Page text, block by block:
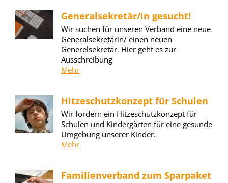
Generalsekretär/in gesucht!
Wir suchen für unseren Verband eine neue
Generalsekretärin/ einen neuen
Generelsekretär. Hier geht es zur
Ausschreibung
Mehr
Hitzeschutzkonzept für Schulen
Wir fordern ein Hitzeschutzkonzept für
Schulen und Kindergärten für eine gesunde
Umgebung unserer Kinder.
Mehr
Familienverband zum Sparpaket